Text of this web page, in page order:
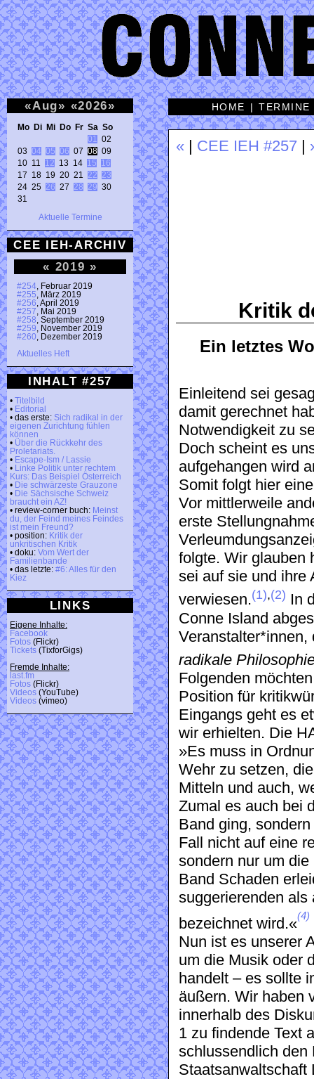
«Aug» «2026»
Mo Di Mi Do Fr Sa So
01
02
03 04 05 06 07 08 09
10 11 12 13 14 15
16
17 18 19 20 21 22
23
24 25 26 27 28 29 30
31
Aktuelle Termine
CEE IEH-ARCHIV
« 2019 »
#254 , Februar 2019
#255 , März 2019
#256 , April 2019
#257 , Mai 2019
#258 , September 2019
#259 , November 2019
#260 , Dezember 2019
Aktuelles Heft
INHALT #257
• Titelbild
• Editorial
• das erste: Sich radikal in der
eigenen Zurichtung fühlen
können
• Über die Rückkehr des
Proletariats.
• Escape-Ism / Lassie
•
Linke Politik unter rechtem
Kurs: Das Beispiel Österreich
• Die schwärzeste Grauzone
• Die Sächsische Schweiz
braucht ein AZ!
• review-corner buch: Meinst
du, der Feind meines Feindes
ist mein Freund?
• position: Kritik der
unkritischen Kritik
• doku: Vom Wert der
Familienbande
• das letzte: #6: Alles für den
Kiez
LINKS
Eigene Inhalte:
Facebook
Fotos (Flickr)
Tickets (TixforGigs)
Fremde Inhalte:
last.fm
Fotos (Flickr)
Videos (YouTube)
Videos (vimeo)
HOME |TERMINE
« CEE IEH #257
Kritik
Ein letztes
Einleitend sei
damit gerechnet
Notwendigkeit zu
Doch scheint es
aufgehangen wird
Somit folgt hier
Vor mittlerweile
erste
folgte. Wir glauben
sei auf sie und ihre
verwiesen.(1),(2)
In
Conne Island
radikale
Folgenden
Position für
Eingangs geht es
wir erhielten. Die
»Es muss in
Wehr zu setzen,
Mitteln und auch,
Zumal es auch bei
Band ging,
Fall nicht auf eine
sondern nur um
Band Schaden
suggerierenden als
bezeichnet wird.«(4)
Nun ist es unserer
um die Musik oder
handelt – es sollte
äußern. Wir haben
innerhalb des
1 zu findende Text
schlussendlich den
Staatsanwaltschaft